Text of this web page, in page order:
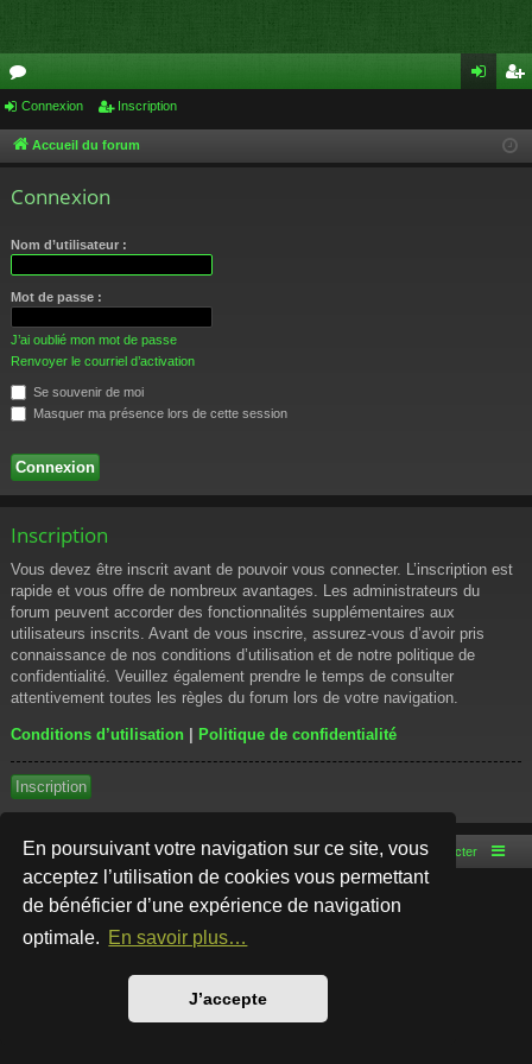
En poursuivant votre navigation sur ce site, vous
acceptez l’utilisation de cookies vous permettant
de bénéficier d’une expérience de navigation
optimale. En savoir plus…
J’accepte
or
u cri
Connexion Inscription
Accueil du forum
Connexion
Nom d’utilisateur :
Mot de passe :
J’ai oublié mon mot de passe
Renvoyer le courriel d’activation
Se souvenir de moi
Masquer ma présence lors de cette session
Inscription
Vous devez être inscrit avant de pouvoir vous connecter. L’inscription est
rapide et vous offre de nombreux avantages. Les administrateurs du
forum peuvent accorder des fonctionnalités supplémentaires aux
utilisateurs inscrits. Avant de vous inscrire, assurez-vous d’avoir pris
connaissance de nos conditions d’utilisation et de notre politique de
confidentialité. Veuillez également prendre le temps de consulter
attentivement toutes les règles du forum lors de votre navigation.
Conditions d’utilisation | Politique de confidentialité
Inscription
Accueil du forum Nous contacter
Développé parphpBB® Forum Software © phpBB Limited
Style par
Traduction française officielle